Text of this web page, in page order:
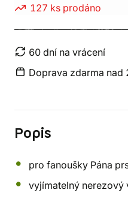
127 ks prodáno
60 dní na vrácení
Doprava zdarma nad
Popis
pro fanoušky Pána
vyjímatelný nerezový